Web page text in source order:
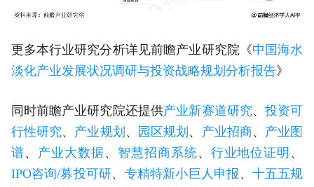
更多本行业研究分析详见前瞻产业研究院《中国海水
淡化产业发展状况调研与投资战略规划分析报告》
同时前瞻产业研究院还提供产业新赛道研究、投资可
行性研究、 产业规划 、 园区规划 、 产业招商、 产业图
谱、 产业大数据、 智慧招商系统、 行业地位证明 、
IPO咨询/募投可研、 专精特新小巨人申报 、 十五五规